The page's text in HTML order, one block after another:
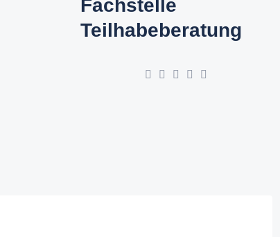
Fachstelle
Teilhabeberatung